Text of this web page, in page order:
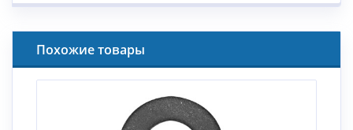
Похожие товары